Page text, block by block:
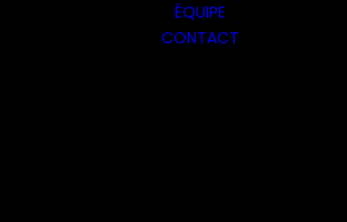
ÉQUIPE
CONTACT